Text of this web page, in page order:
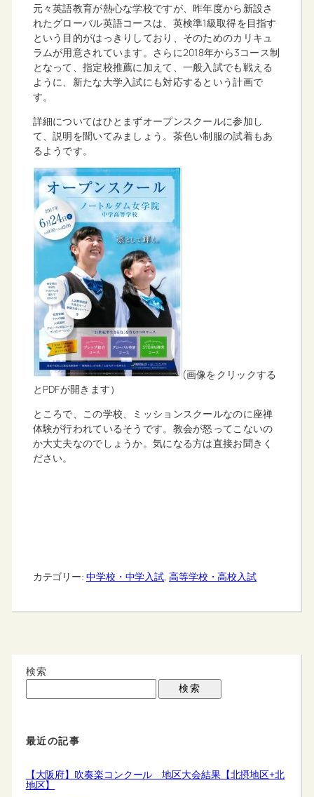
元々英語教育が熱心な学校ですが、昨年度から新設さ
れたグローバル英語コースは、英検準1級取得を目指す
という目的がはっきりしており、そのためのカリキュ
ラムが用意されています。さらに2018年から3コース制
となって、指定校推薦に加えて、一般入試でも戦える
ように、新たな大学入試にも対応するという計画で
す。
詳細についてはひとまずオープンスクールに参加し
て、説明を聞いてみましょう。茶色い制服の試着もあ
るようです。
(画像をクリックする
とPDFが開きます）
ところで、この学校、ミッションスクールなのに座禅
体験が行われているそうです。教会が怒ってこないの
か大丈夫なのでしょうか。気になる方は直接お聞きく
ださい。
カテゴリー: 中学校・中学入試, 高等学校・高校入試
検索
検索
最近の記事
【大阪府】吹奏楽コンクール 地区大会結果【北摂地区+北
地区】